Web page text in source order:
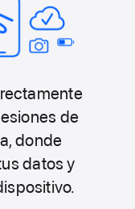
de
donde
datos y